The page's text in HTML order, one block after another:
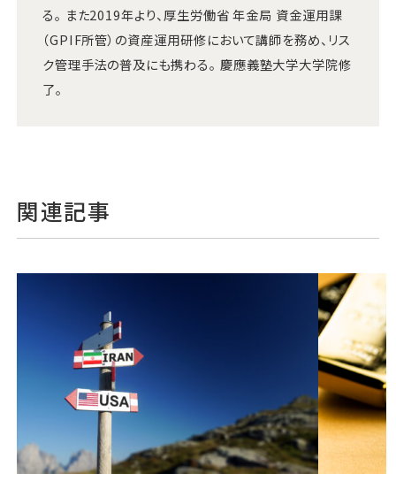
る。 また2019年より、厚生労働省 年金局 資金運用課
（GPIF所管）の資産運用研修において講師を務め、リス
ク管理手法の普及にも携わる。 慶應義塾大学大学院修
了。
関連記事